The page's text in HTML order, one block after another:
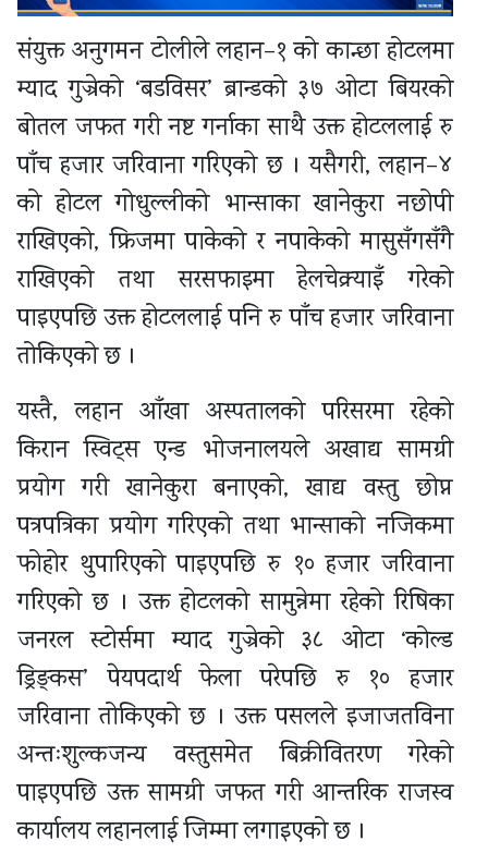
संयुक्त अनुगमन टोलीले लहान–१ को कान्छा होटलमा
म्याद गुज्रेको ‘बडविसर’ ब्रान्डको ३७ ओटा बियरको
बोतल जफत गरी नष्ट गर्नाका साथै उक्त होटललाई रु
पाँच हजार जरिवाना गरिएको छ । यसैगरी, लहान–४
को होटल गोधुल्लीको भान्साका खानेकुरा नछोपी
राखिएको, फ्रिजमा पाकेको र नपाकेको मासुसँगसँगै
राखिएको तथा सरसफाइमा हेलचेक्र्याइँ गरेको
पाइएपछि उक्त होटललाई पनि रु पाँच हजार जरिवाना
तोकिएको छ ।
यस्तै, लहान आँखा अस्पतालको परिसरमा रहेको
किरान स्विट्स एन्ड भोजनालयले अखाद्य सामग्री
प्रयोग गरी खानेकुरा बनाएको, खाद्य वस्तु छोप्न
पत्रपत्रिका प्रयोग गरिएको तथा भान्साको नजिकमा
फोहोर थुपारिएको पाइएपछि रु १० हजार जरिवाना
गरिएको छ । उक्त होटलको सामुन्नेमा रहेको रिषिका
जनरल स्टोर्समा म्याद गुज्रेको ३८ ओटा ‘कोल्ड
ड्रिङ्कस’ पेयपदार्थ फेला परेपछि रु १० हजार
जरिवाना तोकिएको छ । उक्त पसलले इजाजतविना
अन्तःशुल्कजन्य वस्तुसमेत बिक्रीवितरण गरेको
पाइएपछि उक्त सामग्री जफत गरी आन्तरिक राजस्व
कार्यालय लहानलाई जिम्मा लगाइएको छ ।